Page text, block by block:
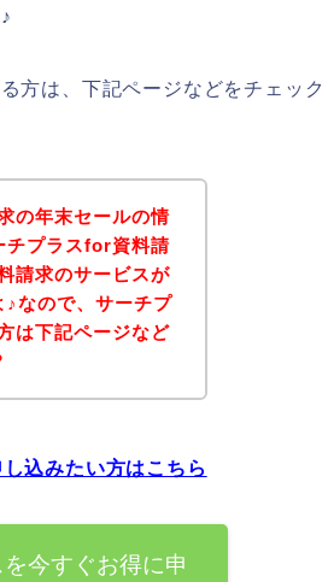
方は、下記ページなどをチェック
の年末セールの情
チプラスfor資料請
請求のサービスが
♪なので、サーチプ
は下記ページなど
込みたい方はこちら
今すぐお得に申